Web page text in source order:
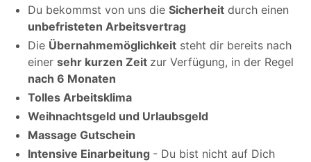
Du bekommst von uns die Sicherheit durch einen
unbefristeten Arbeitsvertrag
Die Übernahmemöglichkeit steht dir bereits nach
einer sehr kurzen Zeit zur Verfügung, in der Regel
nach 6 Monaten
Tolles Arbeitsklima
Weihnachtsgeld und Urlaubsgeld
Massage Gutschein
Intensive Einarbeitung - Du bist nicht auf Dich